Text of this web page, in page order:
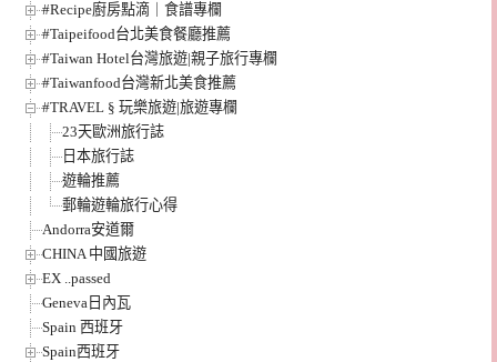
#Recipe廚房點滴｜食譜專欄
#Taipeifood台北美食餐廳推薦
#Taiwan Hotel台灣旅遊|親子旅行專欄
#Taiwanfood台灣新北美食推薦
#TRAVEL § 玩樂旅遊|旅遊專欄
23天歐洲旅行誌
日本旅行誌
遊輪推薦
郵輪遊輪旅行心得
Andorra安道爾
CHINA 中國旅遊
EX ..passed
Geneva日內瓦
Spain 西班牙
Spain西班牙